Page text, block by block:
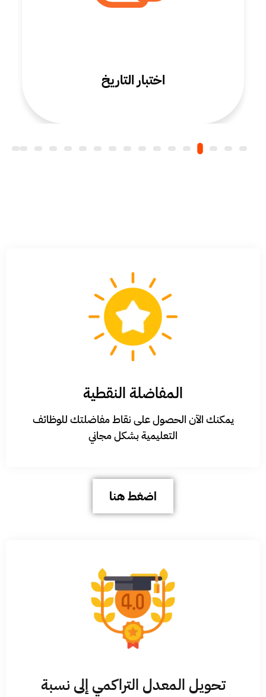
اختبار التاريخ
المفاضلة النقطية
يمكنك الآن الحصول على نقاط مفاضلتك للوظائف
التعليمية بشكل مجاني
اضغط هنا
تحويل المعدل التراكمي إلى نسبة